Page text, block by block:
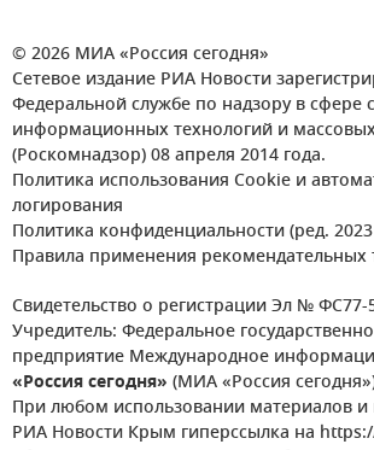
© 2026 МИА «Россия сегодня»
Сетевое издание РИА Новости
Федеральной службе по надзору в сфере
информационных технологий и
(Роскомнадзор) 08 апреля 2014 года.
Политика использования Cookie и
логирования
Политика конфиденциальности (ред. 2023
Правила применения рекомендательных
Свидетельство о регистрации Эл № ФС77-
Учредитель: Федеральное
предприятие Международное
«Россия сегодня» (МИА «Россия
При любом использовании материалов и
РИА Новости Крым гиперссылка на